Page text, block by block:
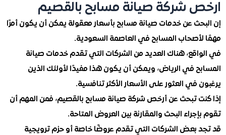
شركة صيانة مسابح بالقصيم
عن خدمات صيانة مسابح بأسعار معقولة يمكن أن يكون أمرًا
المسابح في العاصمة السعودية.
هناك العديد من الشركات التي تقدم خدمات صيانة
في الرياض، ويمكن أن يكون هذا مفيدًا لأولئك الذين
في العثور على الأسعار الأكثر تنافسية.
تبحث عن أرخص شركة صيانة مسابح بالقصيم، فمن المهم أن
البحث والمقارنة بين العروض المتاحة.
بعض الشركات التي تقدم عروضًا خاصة أو حزم ترويجية